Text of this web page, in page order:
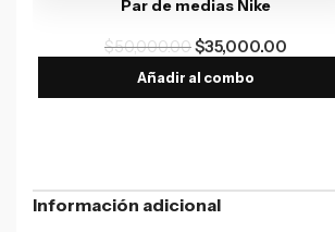
Par de medias Nike
$50,000.00$35,000.00
Añadir al combo
Información adicional